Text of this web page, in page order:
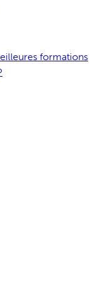
formations